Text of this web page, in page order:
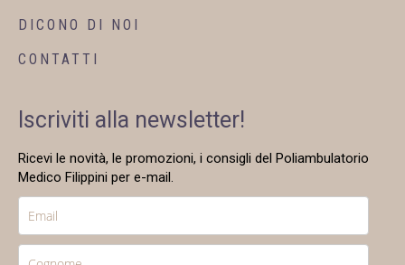
DICONO DI NOI
CONTATTI
Iscriviti alla newsletter!
Ricevi le novità, le promozioni, i consigli del Poliambulatorio
Medico Filippini per e-mail.